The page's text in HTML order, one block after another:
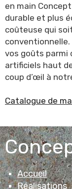
en main
durable et plus
coûteuse qui
vos goûts parmi
artificiels haut
coup d’œil à
Catalogue de
Accueil
Réalisations